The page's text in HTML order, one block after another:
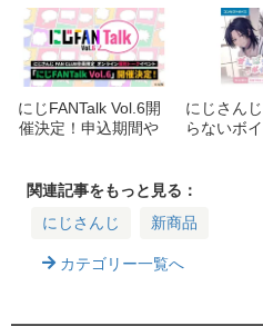
にじFANTalk Vol.6開
催決定！申込期間や
ック
にじさん
らないボ
期間と参
関連記事をもっと見る：
にじさんじ
新商品
カテゴリー一覧へ